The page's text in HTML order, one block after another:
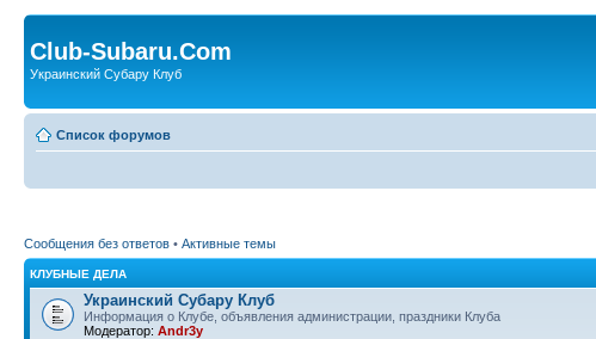
Club-Subaru.Com
Украинский Субару Клуб
Список форумов
Сообщения без ответов • Активные темы
КЛУБНЫЕ ДЕЛА
Украинский Субару Клуб
Информация о Клубе, объявления администрации, праздники Клуба
Модератор: Andr3y